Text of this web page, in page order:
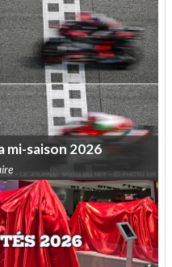
mi-saison 2026